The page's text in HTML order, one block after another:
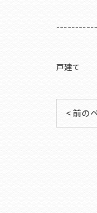
戸建て
< 前の